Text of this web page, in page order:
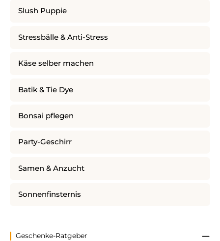
Slush Puppie
Stressbälle & Anti-Stress
Käse selber machen
Batik & Tie Dye
Bonsai pflegen
Party-Geschirr
Samen & Anzucht
Sonnenfinsternis
Geschenke-Ratgeber